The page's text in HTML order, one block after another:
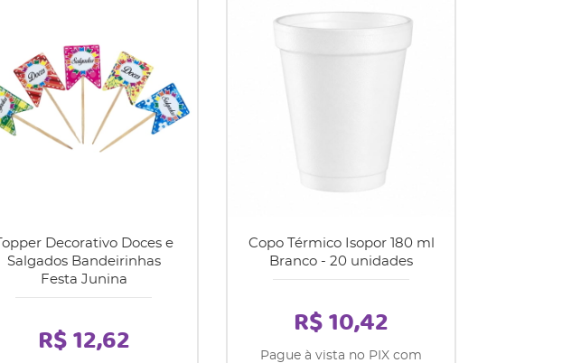
Topper Decorativo Doces e
Salgados Bandeirinhas
Festa Junina
R$ 12,62
Copo Térmico Isopor 180 ml
Branco - 20 unidades
R$ 10,42
Pague à vista no PIX com